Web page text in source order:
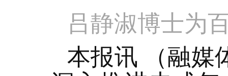
吕静淑博士为
本报讯 （融媒